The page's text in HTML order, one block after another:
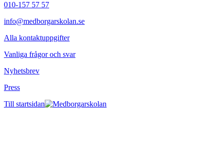
010-157 57 57
info@medborgarskolan.se
Alla kontaktuppgifter
Vanliga frågor och svar
Nyhetsbrev
Press
Till startsidan